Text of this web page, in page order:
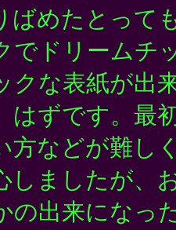
ばめたとって
でドリームチ
クな表紙が出
はずです。最
方などが難し
しましたが、
の出来になっ